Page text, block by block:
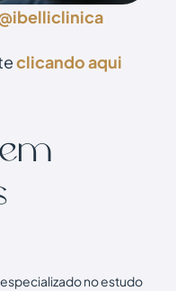
clicando aqui
no estudo